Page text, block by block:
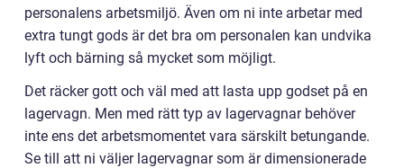
personalens arbetsmiljö. Även om ni inte arbetar med
extra tungt gods är det bra om personalen kan undvika
lyft och bärning så mycket som möjligt.
Det räcker gott och väl med att lasta upp godset på en
lagervagn. Men med rätt typ av lagervagnar behöver
inte ens det arbetsmomentet vara särskilt betungande.
Se till att ni väljer lagervagnar som är dimensionerade